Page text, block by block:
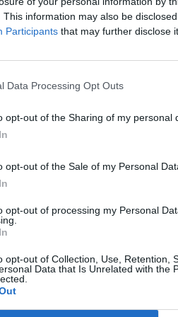
This information may also be
Participants that may further disclose
Data Processing Opt Outs
opt-out of the Sharing of my personal
opt-out of the Sale of my Personal
opt-out of processing my Personal
opt-out of Collection, Use, Retention,
Data that Is Unrelated with the
folytatódó profit warning
zárás után érkezett. A Nasdaq
9,841 ponton. A negatív
cikkarchívum
elmúlt 2 év napon belüli
Előfizetés